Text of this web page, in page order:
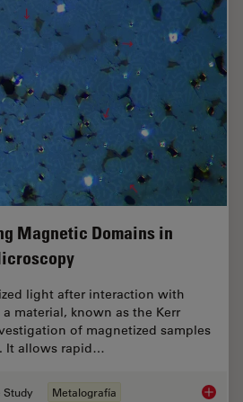
Magnetic Domains in
light after interaction with
material, known as the Kerr
of magnetized samples
It allows rapid…
Study Metalografía